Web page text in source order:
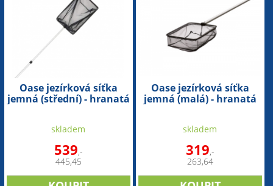
Oase jezírková síťka
jemná (střední) - hranatá
skladem
539,-
445,45
Oase jezírková síťka
jemná (malá) - hranatá
skladem
319,-
263,64